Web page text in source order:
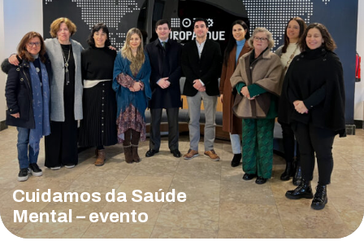
Cuidamos da Saúde
Mental – evento